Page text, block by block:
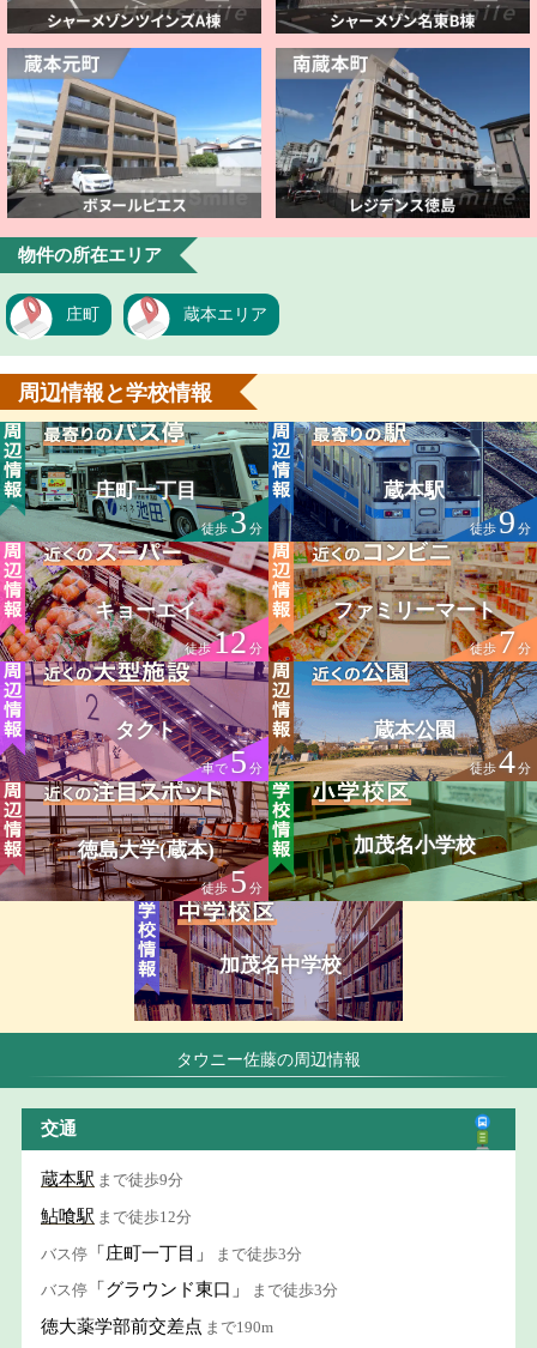
物件の所在エリア
庄町 蔵本エリア
周辺情報と学校情報
庄町一丁目
徒歩3分
蔵本駅
徒歩9分
キョーエイ
徒歩12分
ファミリーマート
徒歩7分
タクト
車で5分
蔵本公園
徒歩4分
徳島大学(蔵本)
徒歩5分
加茂名小学校
加茂名中学校
タウニー佐藤の周辺情報
交通
蔵本駅 まで徒歩9分
鮎喰駅 まで徒歩12分
バス停 「庄町一丁目」 まで徒歩3分
バス停 「グラウンド東口」 まで徒歩3分
徳大薬学部前交差点 まで190m